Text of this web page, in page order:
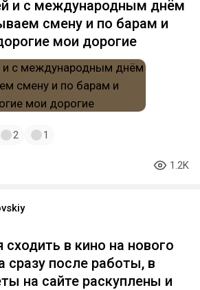
и с международным днём
смену и по барам и
мои дорогие
2 1
1.2K
в кино на нового
сразу после работы, в
на сайте раскуплены и